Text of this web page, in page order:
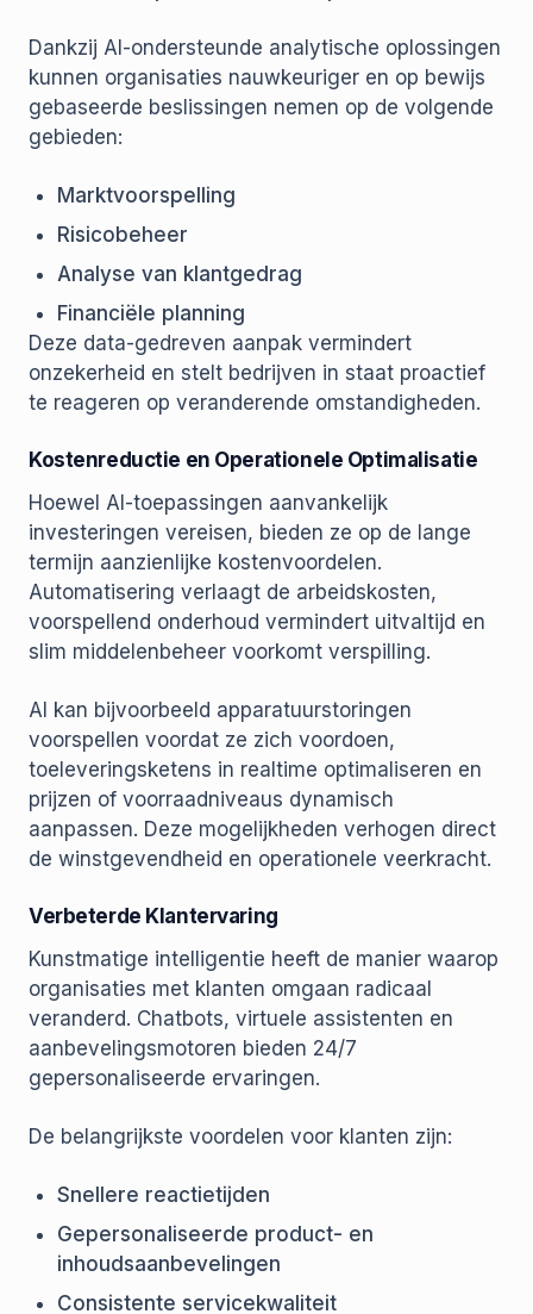
Dankzij AI-ondersteunde analytische oplossingen
kunnen organisaties nauwkeuriger en op bewijs
gebaseerde beslissingen nemen op de volgende
gebieden:
Marktvoorspelling
Risicobeheer
Analyse van klantgedrag
Financiële planning
Deze data-gedreven aanpak vermindert
onzekerheid en stelt bedrijven in staat proactief
te reageren op veranderende omstandigheden.
Kostenreductie en Operationele Optimalisatie
Hoewel AI-toepassingen aanvankelijk
investeringen vereisen, bieden ze op de lange
termijn aanzienlijke kostenvoordelen.
Automatisering verlaagt de arbeidskosten,
voorspellend onderhoud vermindert uitvaltijd en
slim middelenbeheer voorkomt verspilling.
AI kan bijvoorbeeld apparatuurstoringen
voorspellen voordat ze zich voordoen,
toeleveringsketens in realtime optimaliseren en
prijzen of voorraadniveaus dynamisch
aanpassen. Deze mogelijkheden verhogen direct
de winstgevendheid en operationele veerkracht.
Verbeterde Klantervaring
Kunstmatige intelligentie heeft de manier waarop
organisaties met klanten omgaan radicaal
veranderd. Chatbots, virtuele assistenten en
aanbevelingsmotoren bieden 24/7
gepersonaliseerde ervaringen.
De belangrijkste voordelen voor klanten zijn:
Snellere reactietijden
Gepersonaliseerde product- en
inhoudsaanbevelingen
Consistente servicekwaliteit